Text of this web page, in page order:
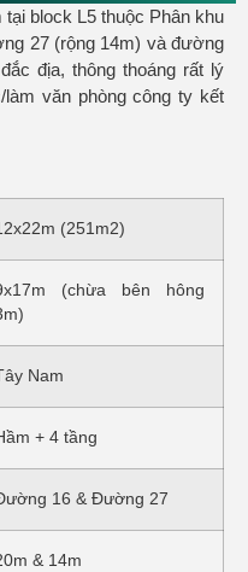
tại block L5 thuộc Phân khu
27 (rộng 14m) và đường
địa, thông thoáng rất lý
văn phòng công ty kết
(251m2)
(chừa bên hông
Nam
+ 4 tầng
16 & Đường 27
& 14m